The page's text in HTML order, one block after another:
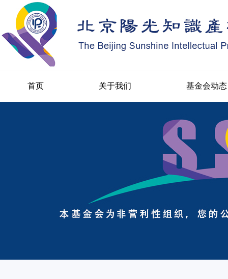
首页 关于我们 基金会动态